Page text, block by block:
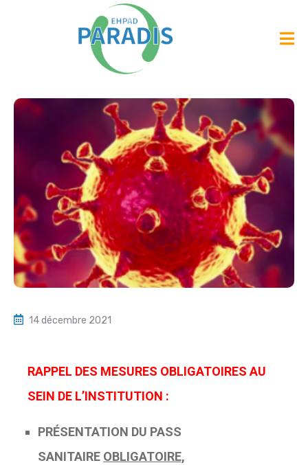
14 décembre 2021
RAPPEL DES MESURES OBLIGATOIRES AU
SEIN DE L’INSTITUTION :
PRÉSENTATION DU PASS
SANITAIRE OBLIGATOIRE,